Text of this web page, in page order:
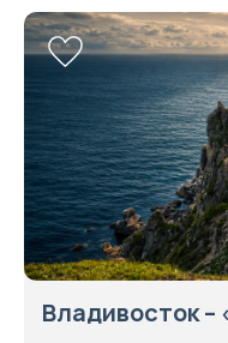
Владивосток –